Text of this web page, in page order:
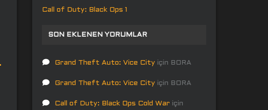
Call of Duty: Black Ops 1
SON EKLENEN YORUMLAR
Grand Theft Auto: Vice City için BORA
Grand Theft Auto: Vice City için BORA
Call of Duty: Black Ops Cold War için